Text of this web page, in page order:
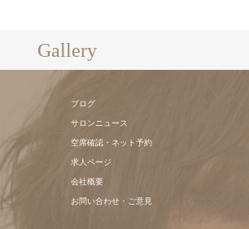
Gallery
ブログ
サロンニュース
空席確認・ネット予約
求人ページ
会社概要
お問い合わせ・ご意見